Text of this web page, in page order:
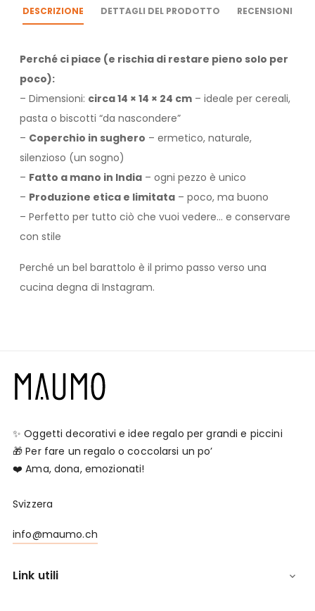
DESCRIZIONE DETTAGLI DEL PRODOTTO RECENSIONI
Perché ci piace (e rischia di restare pieno solo per
poco):
– Dimensioni: circa 14 × 14 × 24 cm – ideale per cereali,
pasta o biscotti “da nascondere”
– Coperchio in sughero – ermetico, naturale,
silenzioso (un sogno)
– Fatto a mano in India – ogni pezzo è unico
– Produzione etica e limitata – poco, ma buono
– Perfetto per tutto ciò che vuoi vedere… e conservare
con stile
Perché un bel barattolo è il primo passo verso una
cucina degna di Instagram.
✨ Oggetti decorativi e idee regalo per grandi e piccini
🎁 Per fare un regalo o coccolarsi un po’
❤️ Ama, dona, emozionati!
Svizzera
info@maumo.ch
Link utili 